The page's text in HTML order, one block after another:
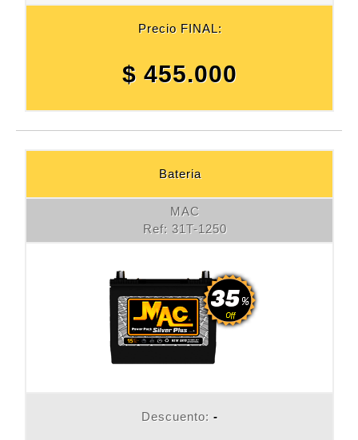
Precio FINAL:
$ 455.000
Bateria
MAC
Ref: 31T-1250
Descuento: -